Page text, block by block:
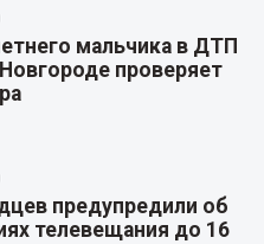
мальчика в ДТП
проверяет
предупредили об
телевещания до 16